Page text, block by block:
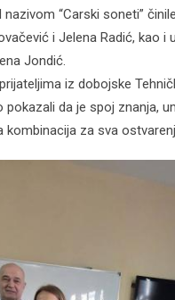
“Carski soneti”
i Jelena Radić, kao i
Jondić.
iz dobojske
pokazali da je spoj znanja,
kombinacija za sva